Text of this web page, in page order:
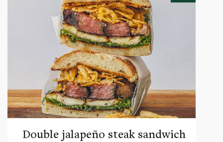
Double jalapeño steak sandwich